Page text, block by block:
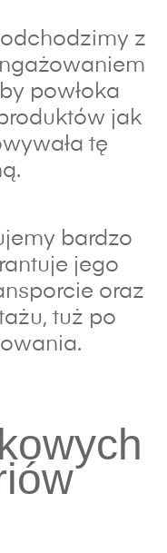
z
powłoka
jak
tę
bardzo
jego
oraz
tuż po